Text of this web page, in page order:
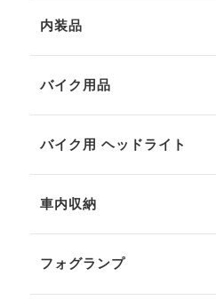
内装品
バイク用品
バイク用 ヘッドライト
車内収納
フォグランプ